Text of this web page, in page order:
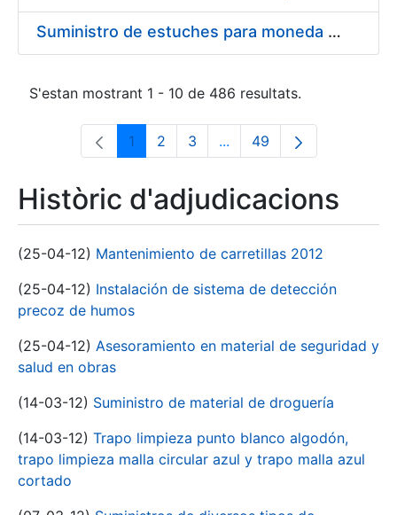
Suministro de estuches para moneda de 30 €
S'estan mostrant 1 - 10 de 486 resultats.
Pàgina
1 Pàgina
2 Pàgina
3 ...Pàgines intermèdies
Pàgina
49
Històric d'adjudicacions
(25-04-12) Mantenimiento de carretillas 2012
(25-04-12) Instalación de sistema de detección
precoz de humos
(25-04-12) Asesoramiento en material de seguridad y
salud en obras
(14-03-12) Suministro de material de droguería
(14-03-12) Trapo limpieza punto blanco algodón,
trapo limpieza malla circular azul y trapo malla azul
cortado